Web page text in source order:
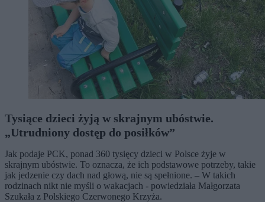
Tysiące dzieci żyją w skrajnym ubóstwie.
„Utrudniony dostęp do posiłków”
Jak podaje PCK, ponad 360 tysięcy dzieci w Polsce żyje w
skrajnym ubóstwie. To oznacza, że ich podstawowe potrzeby, takie
jak jedzenie czy dach nad głową, nie są spełnione. – W takich
rodzinach nikt nie myśli o wakacjach - powiedziała Małgorzata
Szukała z Polskiego Czerwonego Krzyża.